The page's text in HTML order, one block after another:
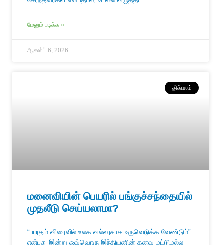
மேலும் படிக்க »
ஆகஸ்ட் 6, 2026
திக்பலம்
மனைவியின் பெயரில் பங்குச்சந்தையில்
முதலீடு செய்யலாமா?
“பாரதம் விரைவில் உலக வல்லரசாக உருவெடுக்க வேண்டும்”
என்பது இன்று ஒவ்வொரு இந்தியனின் கனவு மட்டுமல்ல,